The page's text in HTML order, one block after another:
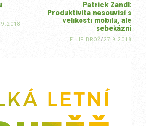
Patrick Zandl:
Produktivita nesouvisí s
velikostí mobilu, ale
sebekázní
FILIP BROŽ/27.9.2018